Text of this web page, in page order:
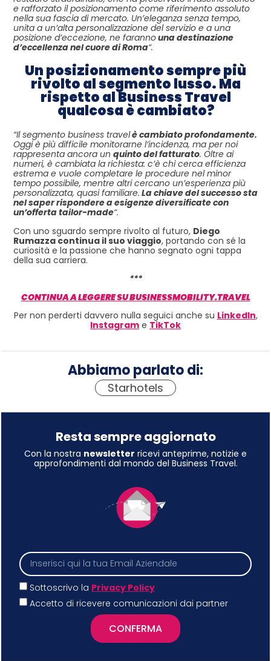
e rafforzato il posizionamento come riferimento assoluto
nella sua fascia di mercato. Un’eleganza senza tempo,
unita a un’alta personalizzazione del servizio e a una
posizione d’eccezione, ne farannouna destinazione
d’eccellenza nel cuore di Roma“.
Un posizionamento sempre più
rivolto al segmento lusso. Ma
rispetto al Business Travel
qualcosa è cambiato?
“Il segmento business travelè cambiato profondamente.
Oggi è più difficile monitorarne l’incidenza, ma per noi
rappresenta ancora un quinto del fatturato. Oltre ai
numeri, è cambiata la richiesta: c’è chi cerca efficienza
estrema e vuole completare le procedure nel minor
tempo possibile, mentre altri cercano un’esperienza più
personalizzata, quasi familiare. La chiave del successo sta
nel saper rispondere a esigenze diversificate con
un’offerta tailor-made“.
Con uno sguardo sempre rivolto al futuro, Diego
Rumazza continua il suo viaggio, portando con sé la
curiosità e la passione che hanno segnato ogni tappa
della sua carriera.
***
CONTINUA A LEGGERE SU BUSINESSMOBILITY.TRAVEL
Per non perderti davvero nulla seguici anche su LinkedIn,
Instagram e TikTok
Abbiamo parlato di:
Starhotels
Resta sempre aggiornato
Con la nostra newsletter ricevi anteprime, notizie e
approfondimenti dal mondo del Business Travel.
Sottoscrivo la Privacy Policy
Accetto di ricevere comunicazioni dai partner
CONFERMA